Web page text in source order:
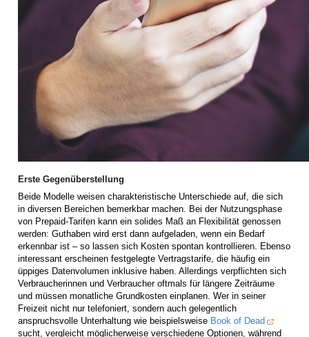
Erste Gegenüberstellung
Beide Modelle weisen charakteristische Unterschiede auf, die sich
in diversen Bereichen bemerkbar machen. Bei der Nutzungsphase
von Prepaid-Tarifen kann ein solides Maß an Flexibilität genossen
werden: Guthaben wird erst dann aufgeladen, wenn ein Bedarf
erkennbar ist – so lassen sich Kosten spontan kontrollieren. Ebenso
interessant erscheinen festgelegte Vertragstarife, die häufig ein
üppiges Datenvolumen inklusive haben. Allerdings verpflichten sich
Verbraucherinnen und Verbraucher oftmals für längere Zeiträume
und müssen monatliche Grundkosten einplanen. Wer in seiner
Freizeit nicht nur telefoniert, sondern auch gelegentlich
anspruchsvolle Unterhaltung wie beispielsweise Book of Dead
sucht, vergleicht möglicherweise verschiedene Optionen, während